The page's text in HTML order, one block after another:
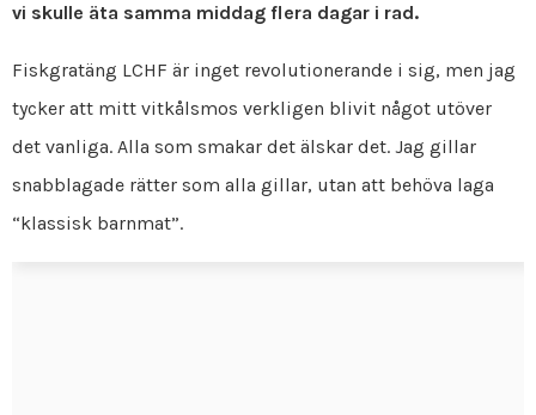
vi skulle äta samma middag flera dagar i rad.
Fiskgratäng LCHF är inget revolutionerande i sig, men jag
tycker att mitt vitkålsmos verkligen blivit något utöver
det vanliga. Alla som smakar det älskar det. Jag gillar
snabblagade rätter som alla gillar, utan att behöva laga
“klassisk barnmat”.